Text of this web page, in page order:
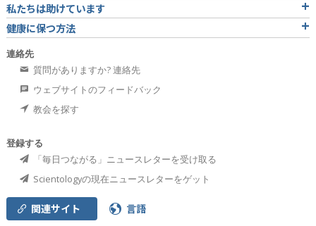
私たちは助けています
健康に保つ方法
連絡先
質問がありますか? 連絡先
ウェブサイトのフィードバック
教会を探す
登録する
「毎日つながる」ニュースレターを受け取る
Scientologyの現在ニュースレターをゲット
関連サイト 言語